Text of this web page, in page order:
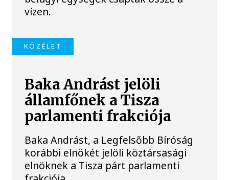
vízen.
KÖZÉLET
Baka Andrást jelöli
államfőnek a Tisza
parlamenti frakciója
Baka Andrást, a Legfelsőbb Bíróság
korábbi elnökét jelöli köztársasági
elnöknek a Tisza párt parlamenti